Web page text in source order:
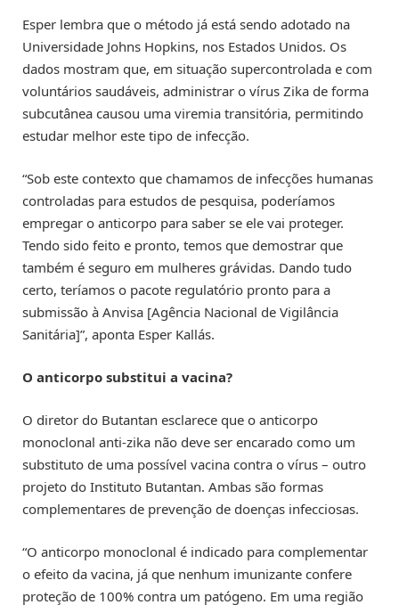
Esper lembra que o método já está sendo adotado na
Universidade Johns Hopkins, nos Estados Unidos. Os
dados mostram que, em situação supercontrolada e com
voluntários saudáveis, administrar o vírus Zika de forma
subcutânea causou uma viremia transitória, permitindo
estudar melhor este tipo de infecção.
“Sob este contexto que chamamos de infecções humanas
controladas para estudos de pesquisa, poderíamos
empregar o anticorpo para saber se ele vai proteger.
Tendo sido feito e pronto, temos que demostrar que
também é seguro em mulheres grávidas. Dando tudo
certo, teríamos o pacote regulatório pronto para a
submissão à Anvisa [Agência Nacional de Vigilância
Sanitária]”, aponta Esper Kallás.
O anticorpo substitui a vacina?
O diretor do Butantan esclarece que o anticorpo
monoclonal anti-zika não deve ser encarado como um
substituto de uma possível vacina contra o vírus – outro
projeto do Instituto Butantan. Ambas são formas
complementares de prevenção de doenças infecciosas.
“O anticorpo monoclonal é indicado para complementar
o efeito da vacina, já que nenhum imunizante confere
proteção de 100% contra um patógeno. Em uma região